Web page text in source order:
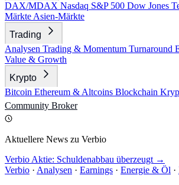
DAX/MDAX Nasdaq S&P 500 Dow Jones
Märkte Asien-Märkte
Trading
Analysen Trading & Momentum Turnaround
Value & Growth
Krypto
Bitcoin Ethereum & Altcoins Blockchain
Community Broker
Aktuellere News zu Verbio
Verbio Aktie: Schuldenabbau überzeugt →
Verbio · Analysen · Earnings · Energie & Öl ·